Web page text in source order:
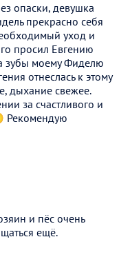
опаски, девушка
прекрасно себя
уход и
просил Евгению
зубы моему Фиделю
отнеслась к этому
дыхание свежее.
за счастливого и
Рекомендую
и пёс очень
ещё.